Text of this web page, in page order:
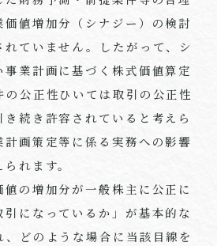
値増加分（シナジー）の検討
ていません。したがって、シ
業計画に基づく株式価値算定
の公正性ひいては取引の公正性
続き許容されていると考えら
画策定等に係る実務への影響
れます。
値の増加分が一般株主に公正に
になっているか」が基本的な
どのような場合に当該目線を